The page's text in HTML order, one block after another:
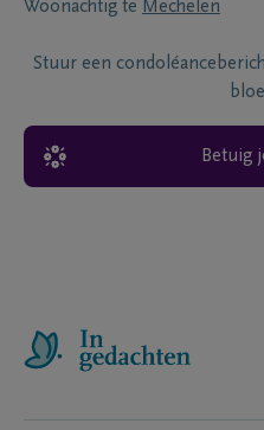
Woonachtig te Mechelen
Stuur een
Betuig